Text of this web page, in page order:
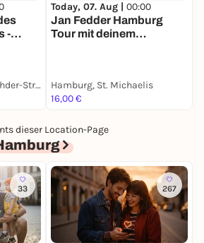
-
Hamburg, Carsten-Rehder-Straße
Today, 07. Aug | 00:00
Jan Fedder Hamburg
Tour mit deinem
Hamburg, St. Michaelis
16,00 €
dieser Location-Page
33 267